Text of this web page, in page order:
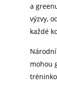
a
výzvy,
každé
mohou